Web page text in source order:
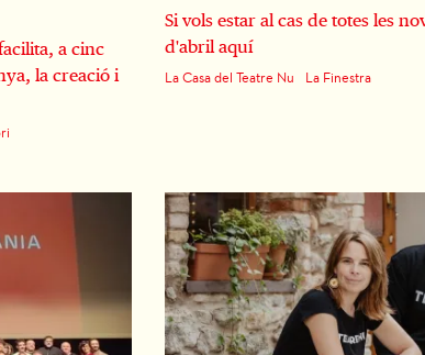
a cinc
la creació i
Si vols estar al cas de totes les
d'abril aquí
La Casa del Teatre Nu La Finestra